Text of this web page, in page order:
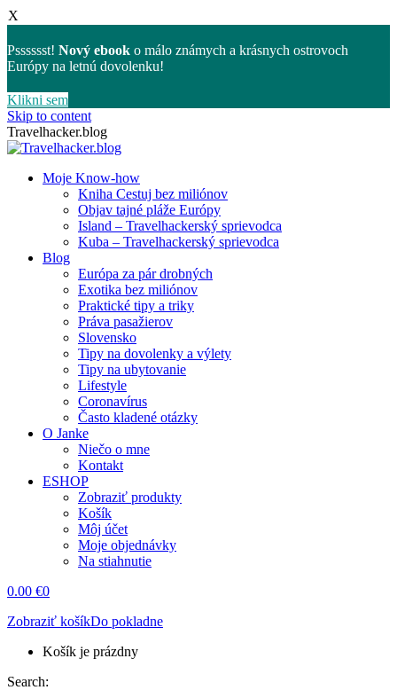
X
Psssssst! Nový ebook o málo známych a krásnych ostrovoch
Európy na letnú dovolenku!
Klikni sem
Skip to content
Travelhacker.blog
Moje Know-how
Kniha Cestuj bez miliónov
Objav tajné pláže Európy
Island – Travelhackerský sprievodca
Kuba – Travelhackerský sprievodca
Blog
Európa za pár drobných
Exotika bez miliónov
Praktické tipy a triky
Práva pasažierov
Slovensko
Tipy na dovolenky a výlety
Tipy na ubytovanie
Lifestyle
Coronavírus
Často kladené otázky
O Janke
Niečo o mne
Kontakt
ESHOP
Zobraziť produkty
Košík
Môj účet
Moje objednávky
Na stiahnutie
0.00 €0
Zobraziť košíkDo pokladne
Košík je prázdny
Search: